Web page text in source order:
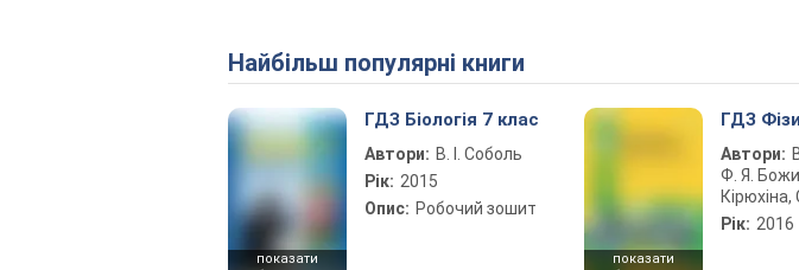
Найбільш популярні книги
показати
ГДЗ Біологія 7 клас
Автори: В. І. Соболь
Рік: 2015
Опис: Робочий зошит
показати
ГДЗ
Автори:
Ф. Я.
Рік: 2016